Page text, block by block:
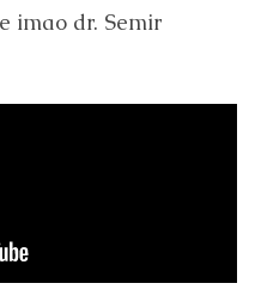
imao dr. Semir